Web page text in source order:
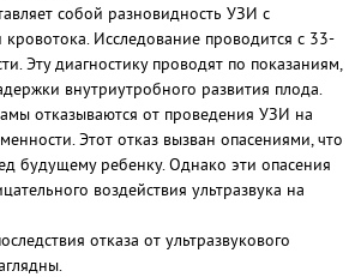
собой разновидность УЗИ с
Исследование проводится с 33-
Эту диагностику проводят по показаниям,
внутриутробного развития плода.
отказываются от проведения УЗИ на
Этот отказ вызван опасениями, что
будущему ребенку. Однако эти опасения
воздействия ультразвука на
отказа от ультразвукового